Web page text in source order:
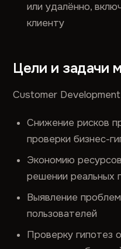
или удалённо,
клиенту
Цели и задачи
Customer
Снижение рисков
проверки бизнес-
Экономию
решении реальных
Выявление
пользователей
Проверку гипотез